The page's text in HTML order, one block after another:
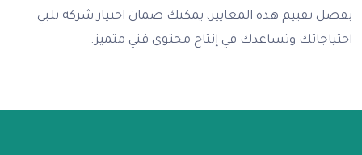
بفضل تقييم هذه المعايير، يمكنك ضمان اختيار شركة تلبي
احتياجاتك وتساعدك في إنتاج محتوى فني متميز.